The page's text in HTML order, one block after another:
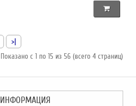
>|
Показано с 1 по 15 из 56 (всего 4 страниц)
ИНФОРМАЦИЯ